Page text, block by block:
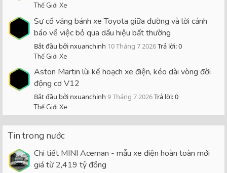
Thế Giới Xe
Sự cố văng bánh xe Toyota giữa đường và lời cảnh
báo về việc bỏ qua dấu hiệu bất thường
Bắt đầu bởi nxuanchinh 10 Tháng 7 2026Trả lời: 0
Thế Giới Xe
Aston Martin lùi kế hoạch xe điện, kéo dài vòng đời
động cơ V12
Bắt đầu bởi nxuanchinh 9 Tháng 7 2026Trả lời: 0
Thế Giới Xe
Tin trong nước
Chi tiết MINI Aceman - mẫu xe điện hoàn toàn mới
giá từ 2,419 tỷ đồng